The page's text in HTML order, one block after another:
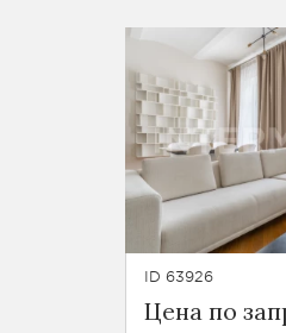
ID 63926
Цена по